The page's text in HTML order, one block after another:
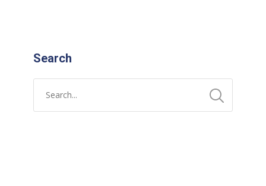
Search